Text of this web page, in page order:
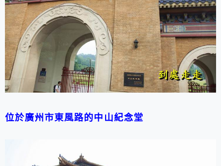
位於廣州市東風路的中山紀念堂